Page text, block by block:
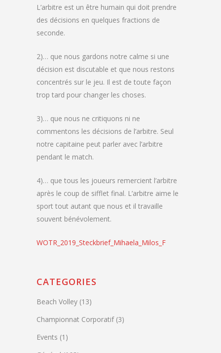
L’arbitre est un être humain qui doit prendre
des décisions en quelques fractions de
seconde.
2)… que nous gardons notre calme si une
décision est discutable et que nous restons
concentrés sur le jeu. Il est de toute façon
trop tard pour changer les choses.
3)… que nous ne critiquons ni ne
commentons les décisions de l’arbitre. Seul
notre capitaine peut parler avec l’arbitre
pendant le match.
4)… que tous les joueurs remercient l’arbitre
après le coup de sifflet final. L’arbitre aime le
sport tout autant que nous et il travaille
souvent bénévolement.
WOTR_2019_Steckbrief_Mihaela_Milos_F
CATEGORIES
Beach Volley (13)
Championnat Corporatif(3)
Events (1)